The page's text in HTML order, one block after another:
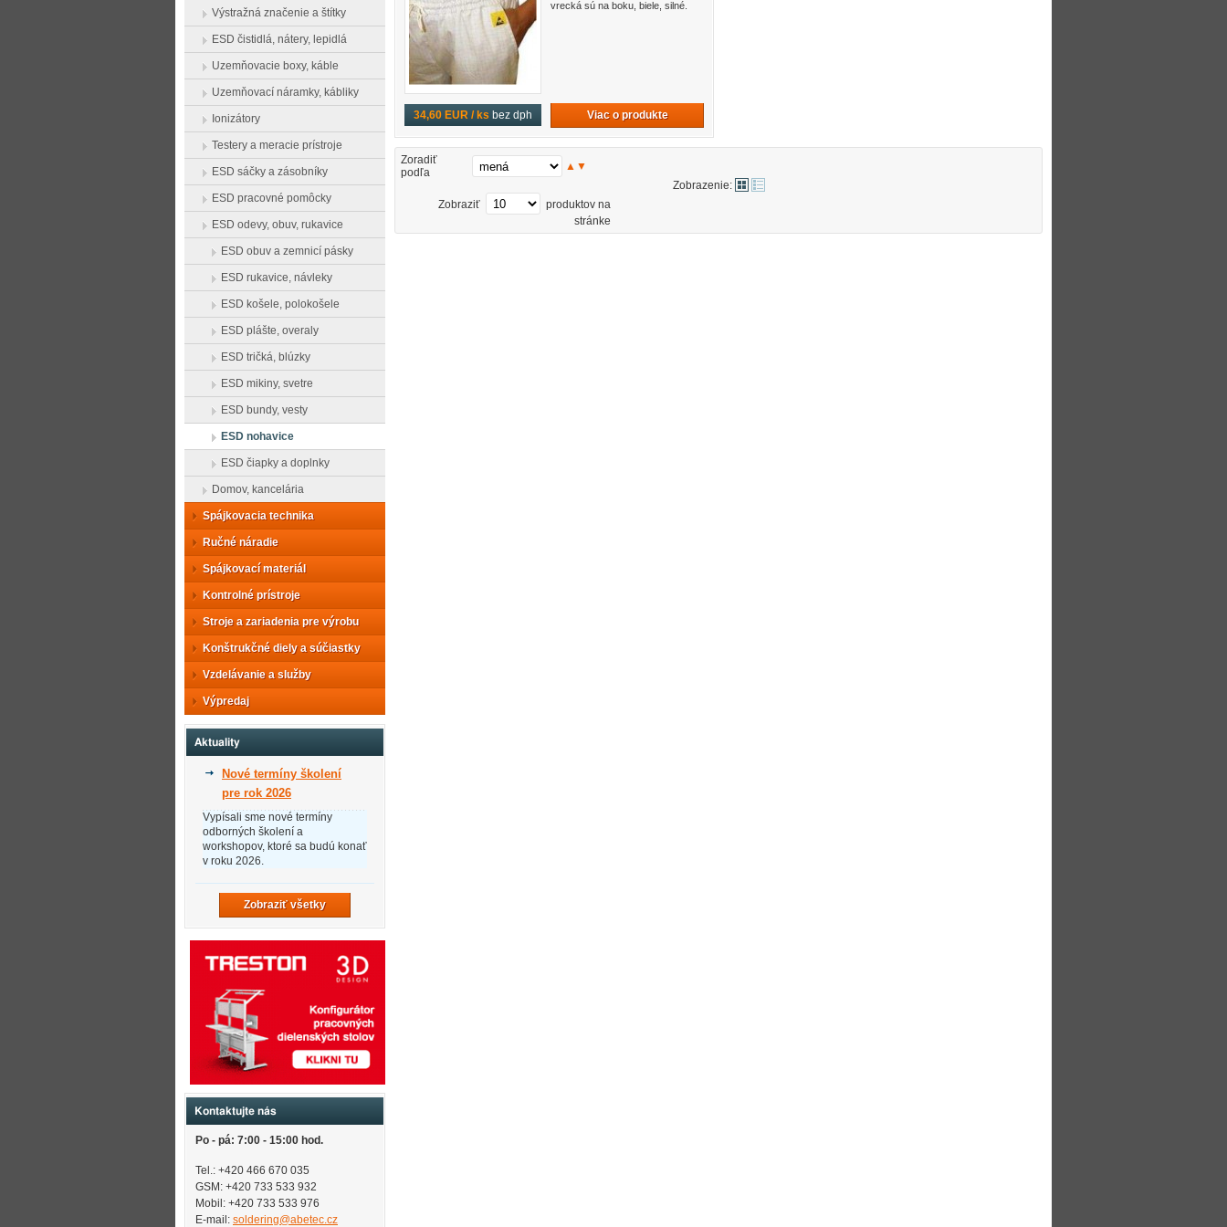
34,60 EUR / ks bez dph
vrecká sú na boku, biele, silné.
Viac o produkte
Zoradiť
podľa
▲ ▼
Zobrazenie:
Zobraziť
produktov na
stránke
Výstražná značenie a štítky
ESD čistidlá, nátery, lepidlá
Uzemňovacie boxy, káble
Uzemňovací náramky, kábliky
Ionizátory
Testery a meracie prístroje
ESD sáčky a zásobníky
ESD pracovné pomôcky
ESD odevy, obuv, rukavice
ESD obuv a zemnicí pásky
ESD rukavice, návleky
ESD košele, polokošele
ESD plášte, overaly
ESD tričká, blúzky
ESD mikiny, svetre
ESD bundy, vesty
ESD nohavice
ESD čiapky a doplnky
Domov, kancelária
Spájkovacia technika
Ručné náradie
Spájkovací materiál
Kontrolné prístroje
Stroje a zariadenia pre výrobu
Konštrukčné diely a súčiastky
Vzdelávanie a služby
Výpredaj
Aktuality
Nové termíny školení
pre rok 2026
Vypísali sme nové termíny
odborných školení a
workshopov, ktoré sa budú konať
v roku 2026.
Zobraziť všetky
Kontaktujte nás
Po - pá: 7:00 - 15:00 hod.
Tel.: +420 466 670 035
GSM: +420 733 533 932
Mobil: +420 733 533 976
E-mail: soldering@abetec.cz